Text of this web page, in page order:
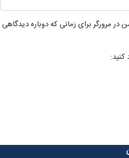
در مرورگر برای زمانی که دوباره دیدگاهی
کنید: